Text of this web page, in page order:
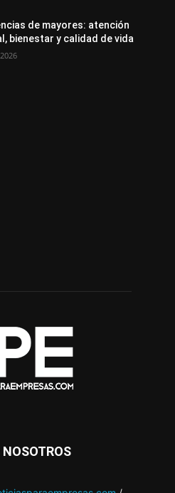
de mayores: atención
bienestar y calidad de vida
NOSOTROS